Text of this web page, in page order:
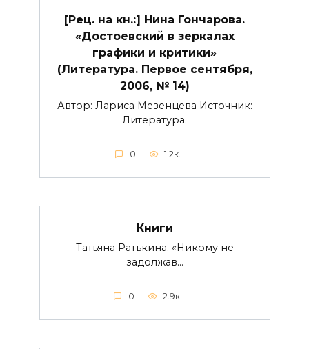
[Рец. на кн.:] Нина Гончарова.
«Достоевский в зеркалах
графики и критики»
(Литература. Первое сентября,
2006, № 14)
Автор: Лариса Мезенцева Источник:
Литература.
0 1.2к.
Книги
Татьяна Ратькина. «Никому не
задолжав…
0 2.9к.